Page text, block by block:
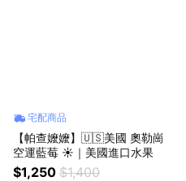
宅配商品
【帕查嬤嬤】🇺🇸美國 奧勒崗
空運藍莓 ☀️｜美國進口水果
$1,250 $1,400